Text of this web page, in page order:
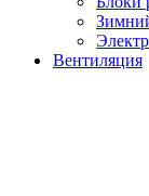
Вентиляция